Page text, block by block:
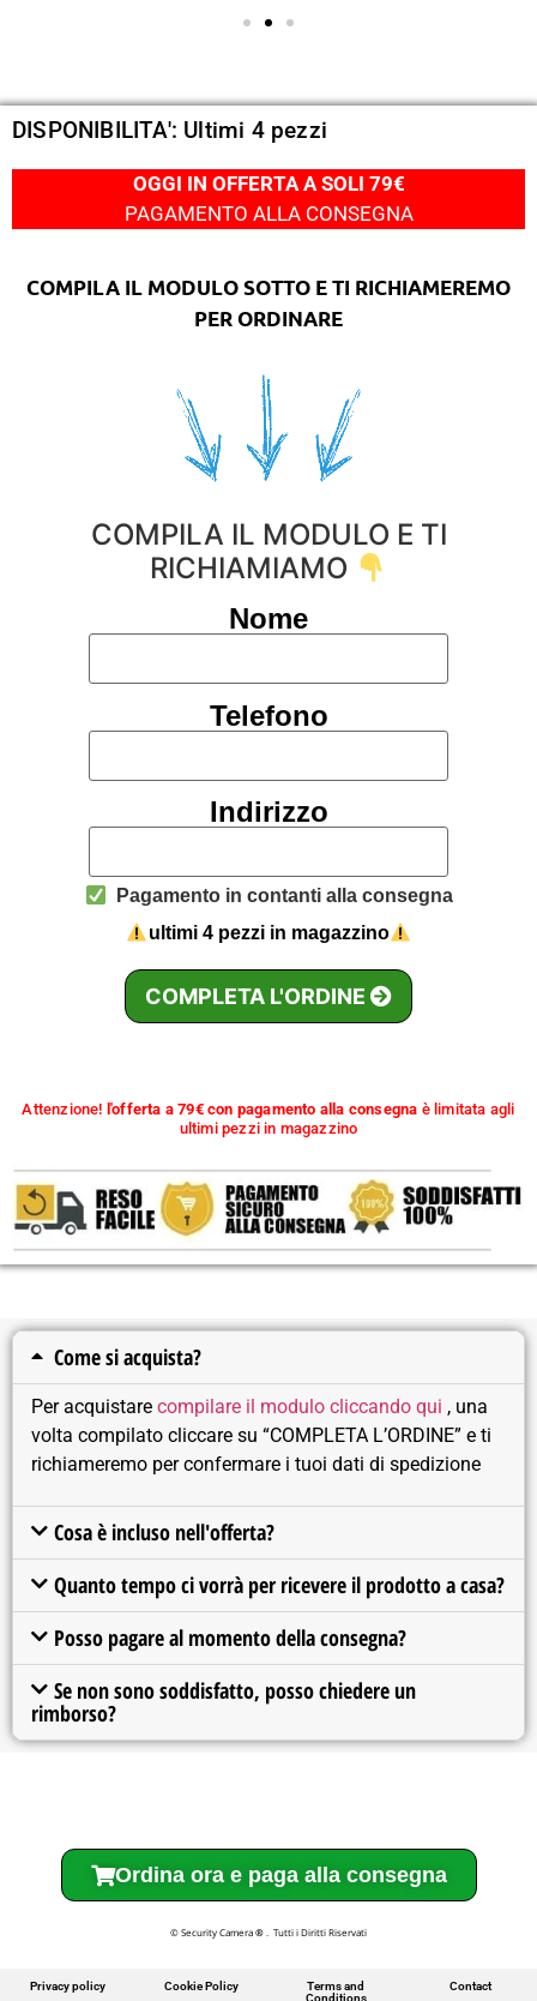
DISPONIBILITA': Ultimi 4 pezzi
OGGI IN OFFERTA A SOLI 79€
PAGAMENTO ALLA CONSEGNA
COMPILA IL MODULO SOTTO E TI RICHIAMEREMO
PER ORDINARE
COMPILA IL MODULO E TI
RICHIAMIAMO
Nome
Telefono
Indirizzo
Pagamento in contanti alla consegna
ultimi 4 pezzi in magazzino
COMPLETA L'ORDINE
Attenzione! l'offerta a 79€ con pagamento alla consegna è limitata agli
ultimi pezzi in magazzino
Come si acquista?
Per acquistare compilare il modulo cliccando qui , una
volta compilato cliccare su “COMPLETA L’ORDINE” e ti
richiameremo per confermare i tuoi dati di spedizione
Cosa è incluso nell'offerta?
Quanto tempo ci vorrà per ricevere il prodotto a casa?
Posso pagare al momento della consegna?
Se non sono soddisfatto, posso chiedere un
rimborso?
Ordina ora e paga alla consegna
© Security Camera® . Tutti i Diritti Riservati
Privacy policy Cookie Policy
Terms and
Conditions
Contact